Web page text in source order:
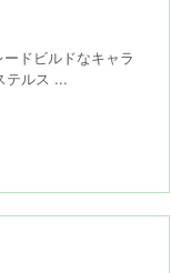
ドビルドなキャラ
テルス ...